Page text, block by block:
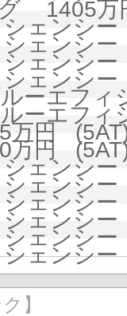
グ 1405
シェンシ
シェンシ
シェンシ
シェンシ
ルーエフ
ルーエフ
万円
万円
シェンシ
シェンシ
シェンシ
シェンシ
シェンシ
シェンシ
】